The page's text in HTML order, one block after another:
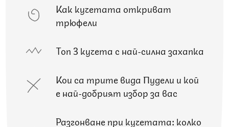
Как кучетата откриват
трюфели
Топ 3 кучета с най-силна захапка
Кои са трите вида Пудели и кой
е най-добрият избор за вас
Разгонване при кучетата: колко